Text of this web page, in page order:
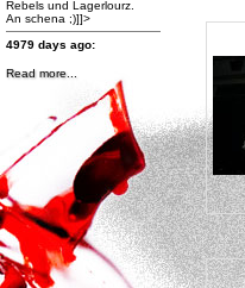
Rebels und Lagerlourz.
An schena ;)]]>
4979 days ago:
http://www.facebook.com/photo.php?
Band des Jahres 2012
Klick bei Galaxy Rainbow
auf "GefÃ¤llt mir!" und
gewinne Preise im Wert von
fast 500 Euro!
Hier abstimmen Ã¼ber die
Band des Jahres 2012 und
Preise im Wert von fast 500
Euro gewinnen! Und nicht
vergessen: auch GALAXY
RAINBOW liken!!!]]>
Read more...